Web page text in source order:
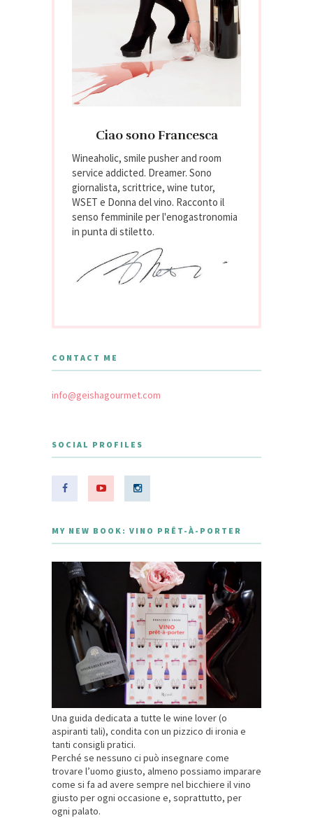
Ciao sono Francesca
Wineaholic, smile pusher and room
service addicted. Dreamer. Sono
giornalista, scrittrice, wine tutor,
WSET e Donna del vino. Racconto il
senso femminile per l'enogastronomia
in punta di stiletto.
CONTACT ME
info@geishagourmet.com
SOCIAL PROFILES
MY NEW BOOK: VINO PRÊT-À-PORTER
Una guida dedicata a tutte le wine lover (o
aspiranti tali), condita con un pizzico di ironia e
tanti consigli pratici.
Perché se nessuno ci può insegnare come
trovare l’uomo giusto, almeno possiamo imparare
come si fa ad avere sempre nel bicchiere il vino
giusto per ogni occasione e, soprattutto, per
ogni palato.